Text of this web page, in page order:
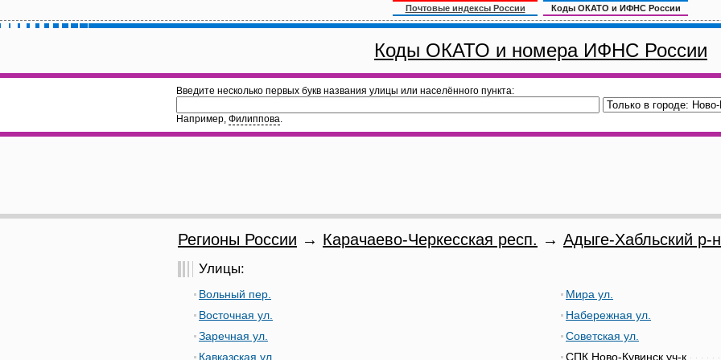
Почтовые индексы России Коды ОКАТО и ИФНС России
Коды ОКАТО и номера ИФНС России
Введите несколько первых букв названия улицы или населённого пункта:
Например, Филиппова.
Регионы России → Карачаево-Черкесская респ. → Адыге-Хабльский р-н
Улицы:
Вольный пер.
Восточная ул.
Заречная ул.
Кавказская ул.
Мира ул.
Набережная ул.
Советская ул.
СПК Ново-Кувинск уч-к